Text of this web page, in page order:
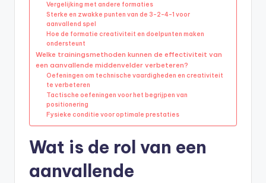
Vergelijking met andere formaties
Sterke en zwakke punten van de 3-2-4-1 voor
aanvallend spel
Hoe de formatie creativiteit en doelpunten maken
ondersteunt
Welke trainingsmethoden kunnen de effectiviteit van
een aanvallende middenvelder verbeteren?
Oefeningen om technische vaardigheden en creativiteit
te verbeteren
Tactische oefeningen voor het begrijpen van
positionering
Fysieke conditie voor optimale prestaties
Wat is de rol van een
aanvallende